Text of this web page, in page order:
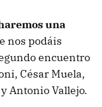
una
nos podáis
encuentro
César Muela,
Antonio Vallejo.